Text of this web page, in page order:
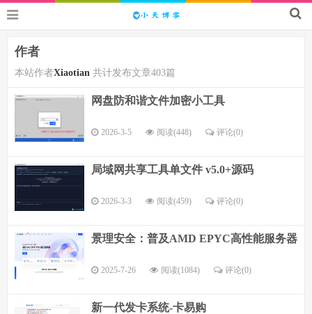
作者
本站作者Xiaotian 共计发布文章403篇
网盘防和谐文件加密小工具
2026-3-5 阅读(448) 评论(0)
局域网共享工具单文件 v5.0+源码
2026-3-3 阅读(459) 评论(0)
景理安全：普及AMD EPYC高性能服务器
2025-7-26 阅读(1084) 评论(0)
新一代发卡系统-卡易购